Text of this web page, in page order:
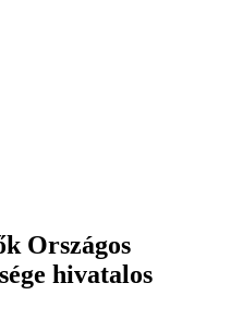
Országos
hivatalos